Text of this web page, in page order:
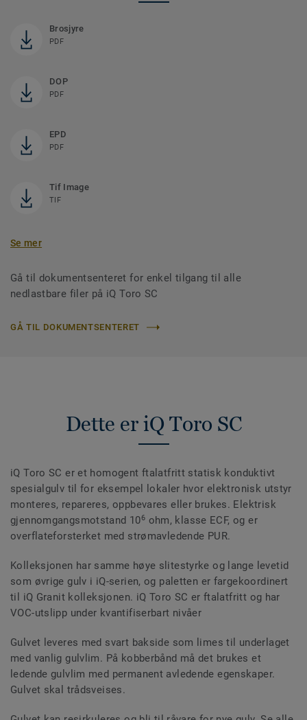
Brosjyre
PDF
DOP
PDF
EPD
PDF
Tif Image
TIF
Se mer
Gå til dokumentsenteret for enkel tilgang til alle
nedlastbare filer på iQ Toro SC
GÅ TIL DOKUMENTSENTERET
Dette er iQ Toro SC
iQ Toro SC er et homogent ftalatfritt statisk konduktivt
spesialgulv til for eksempel lokaler hvor elektronisk utstyr
monteres, repareres, oppbevares eller brukes. Elektrisk
gjennomgangsmotstand 106 ohm, klasse ECF, og er
overflateforsterket med strømavledende PUR.
Kolleksjonen har samme høye slitestyrke og lange levetid
som øvrige gulv i iQ-serien, og paletten er fargekoordinert
til iQ Granit kolleksjonen. iQ Toro SC er ftalatfritt og har
VOC-utslipp under kvantifiserbart nivåer
Gulvet leveres med svart bakside som limes til underlaget
med vanlig gulvlim. På kobberbånd må det brukes et
ledende gulvlim med permanent avledende egenskaper.
Gulvet skal trådsveises.